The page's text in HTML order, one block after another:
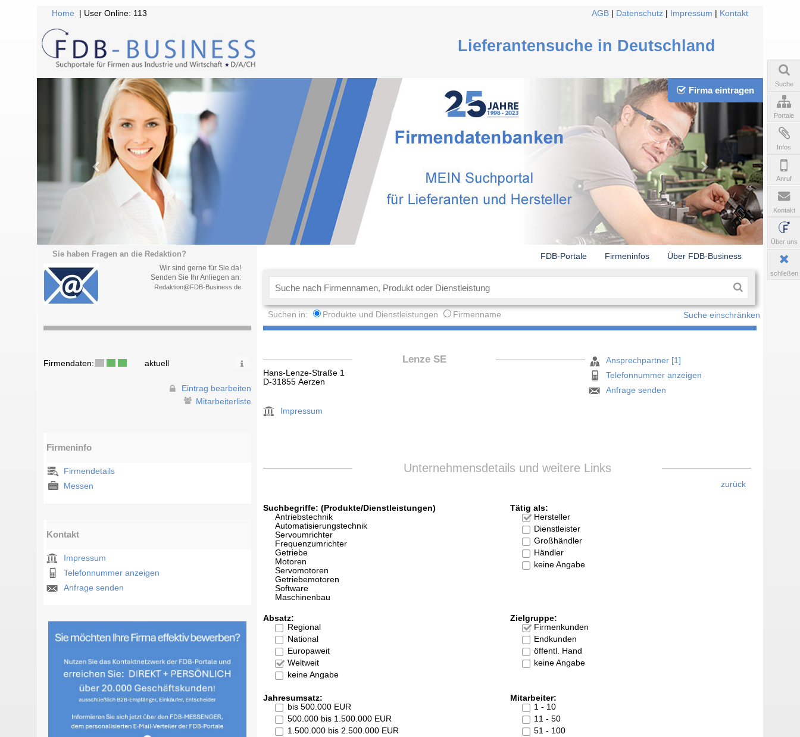
Home | User Online: 113 AGB Datenschutz Impressum Kontakt
Lieferantensuche in Deutschland
Firma eintragen
Sie haben Fragen an die Redaktion?
Wir sind gerne für Sie da!
Senden Sie Ihr Anliegen an:
Redaktion@FDB-Business.de
FDB-Portale Firmeninfos Über FDB-Business
Suchen in: Produkte und Dienstleistungen Firmenname Suche einschränken
Firmendaten: aktuell
Eintrag bearbeiten
Mitarbeiterliste
Firmeninfo
Firmendetails
Messen
Kontakt
Impressum
Telefonnummer anzeigen
Anfrage senden
Lenze SE
Hans-Lenze-Straße 1
D-31855 Aerzen
Impressum
Ansprechpartner [1]
Telefonnummer anzeigen
Anfrage senden
Unternehmensdetails und weitere Links
zurück
Suchbegriffe: (Produkte/Dienstleistungen)
Antriebstechnik
Automatisierungstechnik
Servoumrichter
Frequenzumrichter
Getriebe
Motoren
Servomotoren
Getriebemotoren
Software
Maschinenbau
Tätig als:
Hersteller
Dienstleister
Großhändler
Händler
keine Angabe
Absatz:
Regional
National
Europaweit
Weltweit
keine Angabe
Zielgruppe:
Firmenkunden
Endkunden
öffentl. Hand
keine Angabe
Jahresumsatz:
bis 500.000 EUR
500.000 bis 1.500.000 EUR
1.500.000 bis 2.500.000 EUR
Mitarbeiter:
1 - 10
11 - 50
51 - 100
Suche
Portale
Infos
Anruf
Kontakt
Über uns
schließen